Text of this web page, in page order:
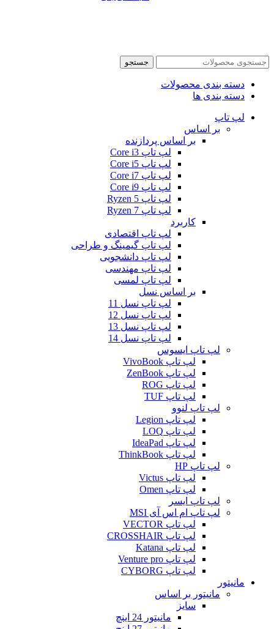
جستجو
دسته بندی محصولات
دسته بندی ها
لپ تاپ
بر اساس
بر اساس پردازنده
لپ تاپ Core i3
لپ تاپ Core i5
لپ تاپ Core i7
لپ تاپ Core i9
لپ تاپ Ryzen 5
لپ تاپ Ryzen 7
کاربرد
لپ تاپ اقتصادی
لپ تاپ گیمینگ و طراحی
لپ تاپ دانشجویی
لپ تاپ مهندسی
لپ تاپ لمسی
بر اساس نسل
لپ تاپ نسل 11
لپ تاپ نسل 12
لپ تاپ نسل 13
لپ تاپ نسل 14
لپ تاپ ایسوس
لپ تاپ VivoBook
لپ تاپ ZenBook
لپ تاپ ROG
لپ تاپ TUF
لپ تاپ لنوو
لپ تاپ Legion
لپ تاپ LOQ
لپ تاپ IdeaPad
لپ تاپ ThinkBook
لپ تاپ HP
لپ تاپ Victus
لپ تاپ Omen
لپ تاپ ایسر
لپ تاپ ام اس آی MSI
لپ تاپ VECTOR
لپ تاپ CROSSHAIR
لپ تاپ Katana
لپ تاپ Venture pro
لپ تاپ CYBORG
مانیتور
مانیتور بر اساس
سایز
مانیتور 24 اینچ